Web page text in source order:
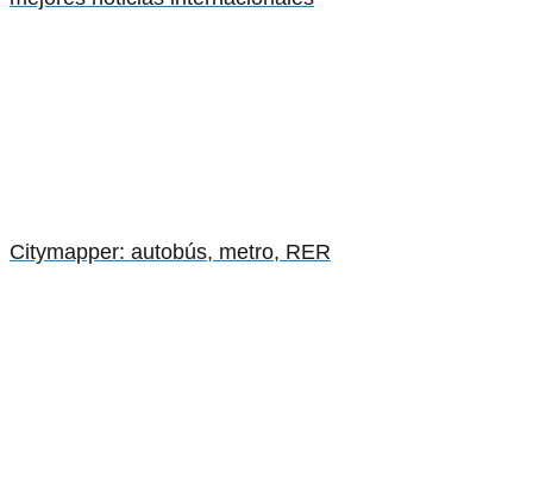
Citymapper: autobús, metro, RER